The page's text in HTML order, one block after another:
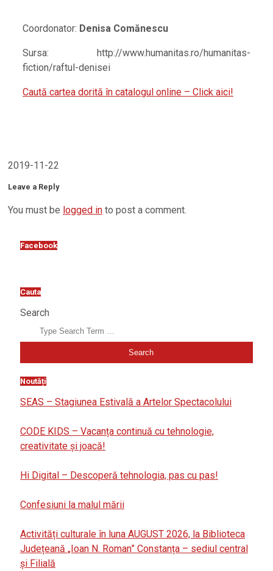
Coordonator: Denisa Comănescu
Sursa: http://www.humanitas.ro/humanitas-
fiction/raftul-denisei
Caută cartea dorită în catalogul online – Click aici!
2019-11-22
Leave a Reply
You must be logged in to post a comment.
Facebook
Cauta
Search
Noutăți
SEAS – Stagiunea Estivală a Artelor Spectacolului
CODE KIDS – Vacanța continuă cu tehnologie,
creativitate și joacă!
Hi Digital – Descoperă tehnologia, pas cu pas!
Confesiuni la malul mării
Activități culturale în luna AUGUST 2026, la Biblioteca
Județeană „Ioan N. Roman” Constanța – sediul central
și Filială